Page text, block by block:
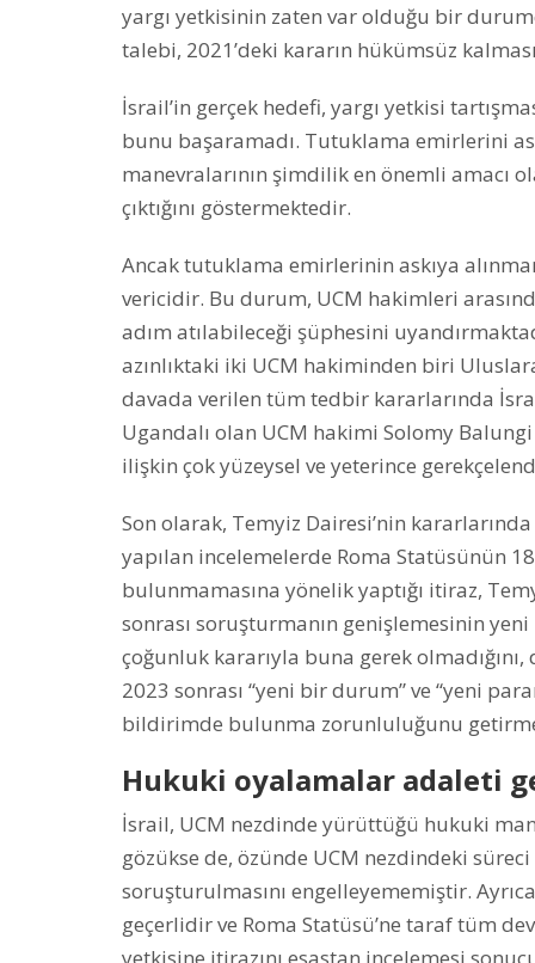
yargı yetkisinin zaten var olduğu bir
talebi, 2021’deki kararın hükümsüz
İsrail’in gerçek hedefi, yargı yetkisi
bunu başaramadı. Tutuklama emirlerini
manevralarının şimdilik en önemli amacı
çıktığını göstermektedir.
Ancak tutuklama emirlerinin askıya
vericidir. Bu durum, UCM hakimleri
adım atılabileceği şüphesini
azınlıktaki iki UCM hakiminden biri
davada verilen tüm tedbir kararlarında
Ugandalı olan UCM hakimi Solomy Balungi
ilişkin çok yüzeysel ve yeterince
Son olarak, Temyiz Dairesi’nin
yapılan incelemelerde Roma Statüsünün
bulunmamasına yönelik yaptığı itiraz,
sonrası soruşturmanın genişlemesinin
çoğunluk kararıyla buna gerek
2023 sonrası “yeni bir durum” ve “yeni
bildirimde bulunma zorunluluğunu
Hukuki oyalamalar adaleti
İsrail, UCM nezdinde yürüttüğü hukuki
gözükse de, özünde UCM nezdindeki
soruşturulmasını engelleyememiştir.
geçerlidir ve Roma Statüsü’ne taraf tüm
yetkisine itirazını esastan incelemesi